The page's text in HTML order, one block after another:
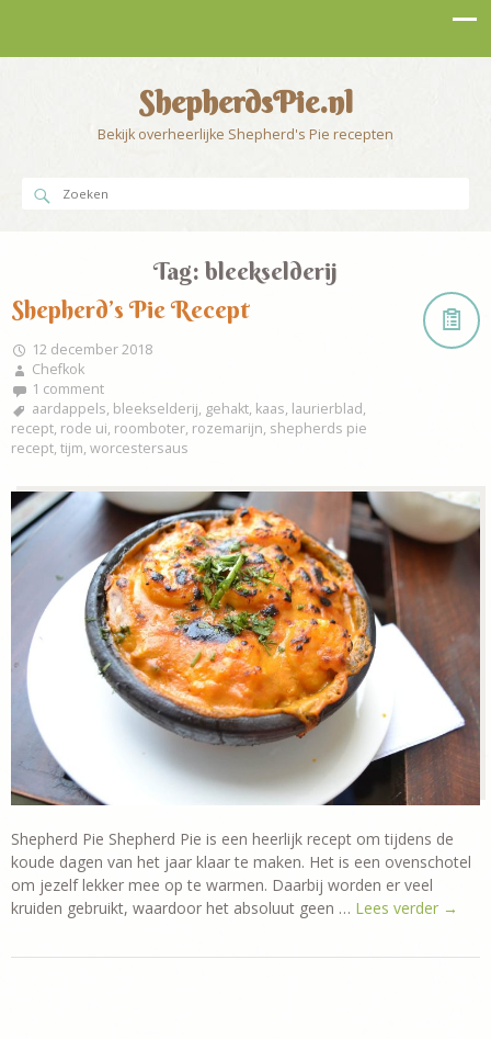
ShepherdsPie.nl
Bekijk overheerlijke Shepherd's Pie recepten
Tag: bleekselderij
Shepherd’s Pie Recept
12 december 2018
Chefkok
1 comment
aardappels, bleekselderij, gehakt, kaas, laurierblad,
recept, rode ui, roomboter, rozemarijn, shepherds pie
recept, tijm, worcestersaus
Shepherd Pie Shepherd Pie is een heerlijk recept om tijdens de
koude dagen van het jaar klaar te maken. Het is een ovenschotel
om jezelf lekker mee op te warmen. Daarbij worden er veel
kruiden gebruikt, waardoor het absoluut geen … Lees verder →